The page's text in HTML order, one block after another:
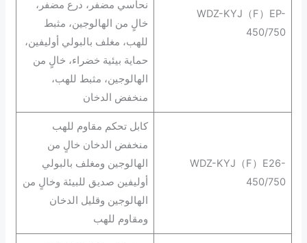
WDZ-KYJ（F）EP-
450/750
نحاسي مضفر، درع مضفر،
خالٍ من الهالوجين، مثبط
للهب، مغلف بالبولي أوليفين،
حماية بيئية خضراء، خالٍ من
الهالوجين، مثبط للهب،
منخفض الدخان
WDZ-KYJ（F）E26-
450/750
كابل تحكم مقاوم للهب
منخفض الدخان خالٍ من
الهالوجين ومغلف بالبولي
أوليفين صديق للبيئة وخالٍ من
الهالوجين وقليل الدخان
ومقاوم للهب